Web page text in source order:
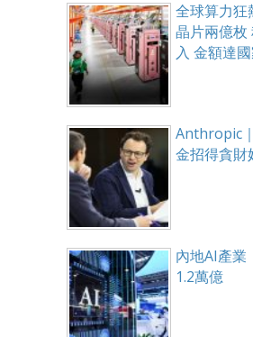
全球算力狂
晶片兩億枚
入 金額達
Anthropic
金招得貪財
內地AI產業
1.2萬億